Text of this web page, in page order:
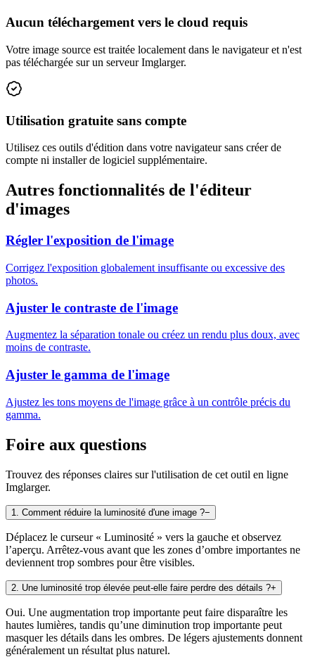
Aucun téléchargement vers le cloud requis
Votre image source est traitée localement dans le navigateur et n'est
pas téléchargée sur un serveur Imglarger.
Utilisation gratuite sans compte
Utilisez ces outils d'édition dans votre navigateur sans créer de
compte ni installer de logiciel supplémentaire.
Autres fonctionnalités de l'éditeur
d'images
Régler l'exposition de l'image
Corrigez l'exposition globalement insuffisante ou excessive des
photos.
Ajuster le contraste de l'image
Augmentez la séparation tonale ou créez un rendu plus doux, avec
moins de contraste.
Ajuster le gamma de l'image
Ajustez les tons moyens de l'image grâce à un contrôle précis du
gamma.
Foire aux questions
Trouvez des réponses claires sur l'utilisation de cet outil en ligne
Imglarger.
1 Comment réduire la luminosité d'une image ?−
Déplacez le curseur « Luminosité » vers la gauche et observez
l’aperçu. Arrêtez-vous avant que les zones d’ombre importantes ne
deviennent trop sombres pour être visibles.
2 Une luminosité trop élevée peut-elle faire perdre des détails ?+
Oui. Une augmentation trop importante peut faire disparaître les
hautes lumières, tandis qu’une diminution trop importante peut
masquer les détails dans les ombres. De légers ajustements donnent
généralement un résultat plus naturel.